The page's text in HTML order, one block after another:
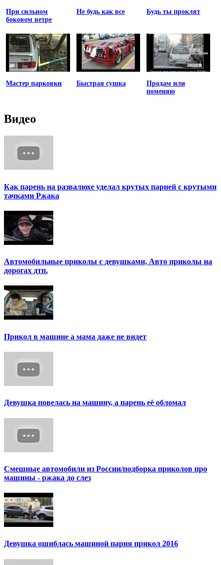
При сильном
боковом ветре
Не будь как все Будь ты проклят
Мастер парковки Быстрая сушка
Продам или
поменяю
Видео
Как парень на развалюхе уделал крутых парней с крутыми
тачками Ржака
Автомобильные приколы с девушками, Авто приколы на
дорогах дтп.
Прикол в машине а мама даже не видет
Девушка повелась на машину, а парень её обломал
Смешные автомобили из России/подборка приколов про
машины - ржака до слез
Девушка ошиблась машиной парня прикол 2016